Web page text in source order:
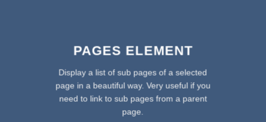
PAGES ELEMENT
Display a list of sub pages of a selected
page in a beautiful way. Very useful if you
need to link to sub pages from a parent
page.